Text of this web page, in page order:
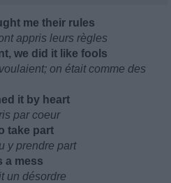
me their rules
appris leurs règles
we did it like fools
on était comme des
it by heart
par coeur
take part
y prendre part
a mess
un désordre